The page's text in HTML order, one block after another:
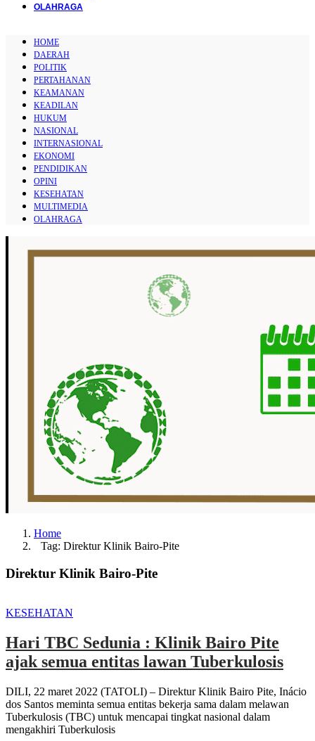
OLAHRAGA
HOME
DAERAH
POLITIK
PERTAHANAN
KEAMANAN
KEADILAN
HUKUM
NASIONAL
INTERNASIONAL
EKONOMI
PENDIDIKAN
OPINI
KESEHATAN
MULTIMEDIA
OLAHRAGA
Home
Tag: Direktur Klinik Bairo-Pite
Direktur Klinik Bairo-Pite
KESEHATAN
Hari TBC Sedunia : Klinik Bairo Pite
ajak semua entitas lawan Tuberkulosis
DILI, 22 maret 2022 (TATOLI) – Direktur Klinik Bairo Pite, Inácio
dos Santos meminta semua entitas bekerja sama dalam melawan
Tuberkulosis (TBC) untuk mencapai tingkat nasional dalam
mengakhiri Tuberkulosis